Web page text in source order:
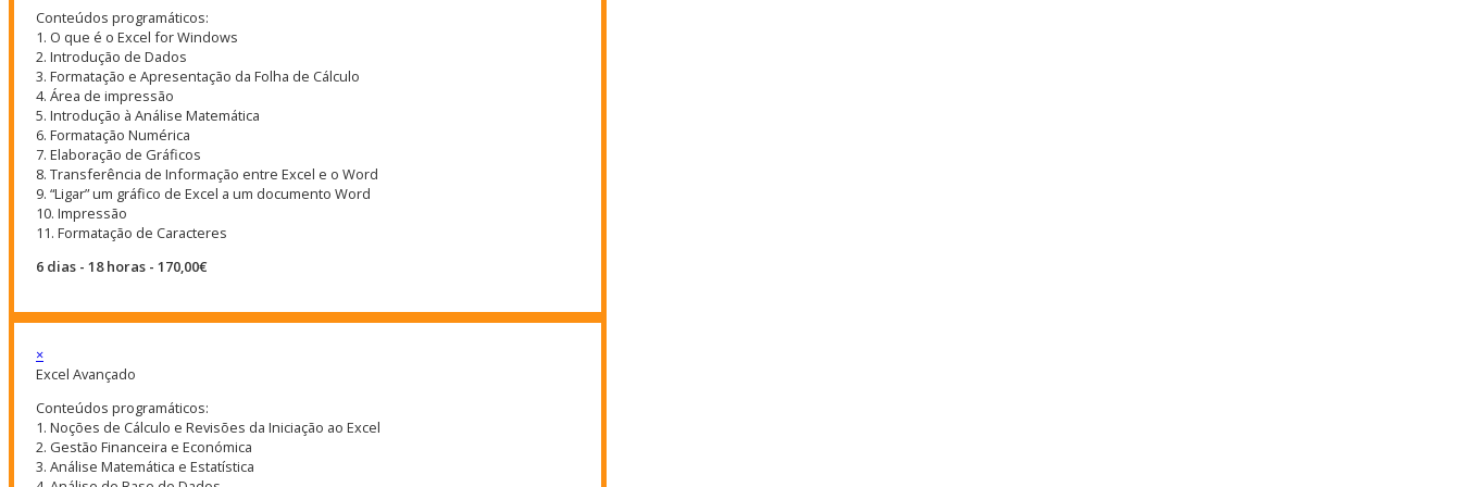
Conteúdos programáticos:
1. O que é o Excel for Windows
2. Introdução de Dados
3. Formatação e Apresentação da Folha de Cálculo
4. Área de impressão
5. Introdução à Análise Matemática
6. Formatação Numérica
7. Elaboração de Gráficos
8. Transferência de Informação entre Excel e o Word
9. “Ligar” um gráfico de Excel a um documento Word
10. Impressão
11. Formatação de Caracteres
6 dias - 18 horas - 170,00€
×
Excel Avançado
Conteúdos programáticos:
1. Noções de Cálculo e Revisões da Iniciação ao Excel
2. Gestão Financeira e Económica
3. Análise Matemática e Estatística